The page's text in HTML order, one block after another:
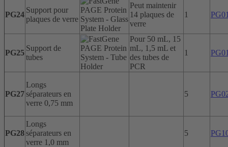
PG24
Support pour
plaques de verre
Peut maintenir
14 plaques de
verre
1
PG25
Support de
tubes
Pour 50 mL, 15
mL, 1,5 mL et
des tubes de
PCR
1
PG27
Longs
séparateurs en
verre 0,75 mm
5
PG28
Longs
séparateurs en
verre 1,0 mm
5